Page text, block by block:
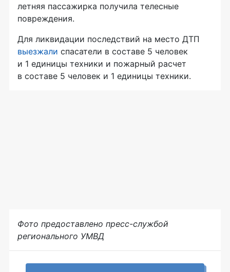
летняя пассажирка получила телесные
повреждения.
Для ликвидации последствий на место ДТП
выезжали спасатели в составе 5 человек
и 1 единицы техники и пожарный расчет
в составе 5 человек и 1 единицы техники.
Фото предоставлено пресс-службой
регионального УМВД